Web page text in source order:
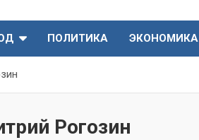
Новости
ПОЛИТИКА ЭКОНОМИКА
Рогозин